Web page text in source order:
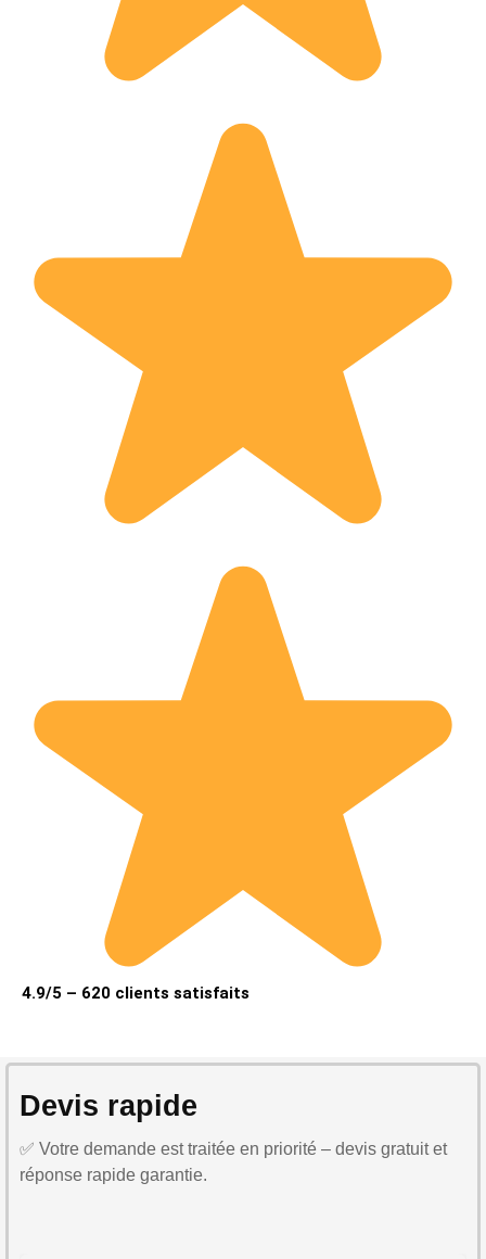
4.9/5 – 620 clients satisfaits
Devis rapide
✅ Votre demande est traitée en priorité – devis gratuit et
réponse rapide garantie.